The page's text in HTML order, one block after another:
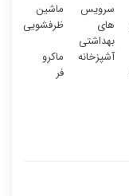
سرویس
های
بهداشتی
ماشین
ظرفشویی
آشپزخانه
ماکرو
فر